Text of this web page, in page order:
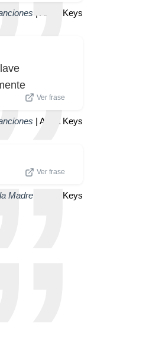
| Alicia Keys
Ver frase
| Alicia Keys
Ver frase
Madre | Alicia Keys